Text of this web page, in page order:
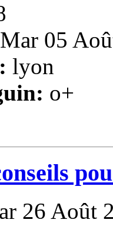
Mar 05
lyon
o+
26 Août